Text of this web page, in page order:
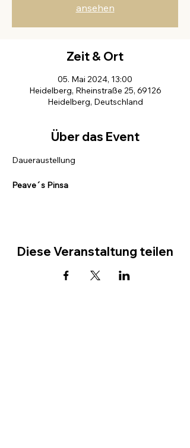
ansehen
Zeit & Ort
05. Mai 2024, 13:00
Heidelberg, Rheinstraße 25, 69126
Heidelberg, Deutschland
Über das Event
Peave´s Pinsa
Diese Veranstaltung teilen